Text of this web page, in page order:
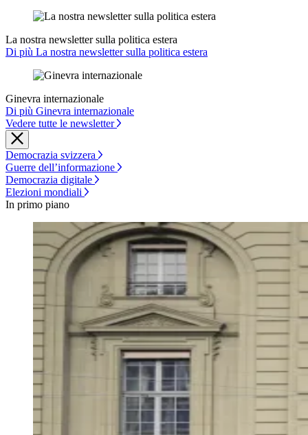
La nostra newsletter sulla politica estera
Di più La nostra newsletter sulla politica estera
Ginevra internazionale
Di più Ginevra internazionale
Vedere tutte le newsletter
Democrazia svizzera
Guerre dell’informazione
Democrazia digitale
Elezioni mondiali
In primo piano